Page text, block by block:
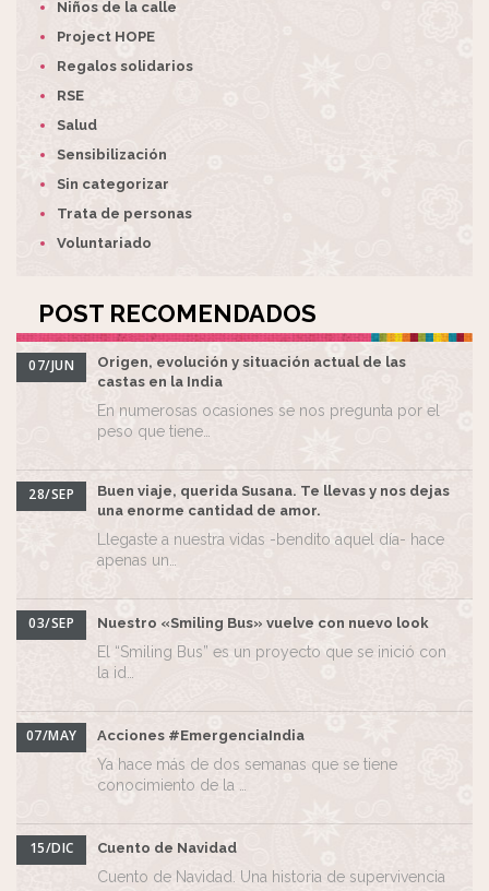
Niños de la calle
Project HOPE
Regalos solidarios
RSE
Salud
Sensibilización
Sin categorizar
Trata de personas
Voluntariado
POST RECOMENDADOS
07/JUN
Origen, evolución y situación actual de las
castas en la India
En numerosas ocasiones se nos pregunta por el
peso que tiene…
28/SEP
Buen viaje, querida Susana. Te llevas y nos dejas
una enorme cantidad de amor.
Llegaste a nuestra vidas -bendito aquel día- hace
apenas un…
03/SEP Nuestro «Smiling Bus» vuelve con nuevo look
El “Smiling Bus” es un proyecto que se inició con
la id…
07/MAY Acciones #EmergenciaIndia
Ya hace más de dos semanas que se tiene
conocimiento de la …
15/DIC Cuento de Navidad
Cuento de Navidad. Una historia de supervivencia